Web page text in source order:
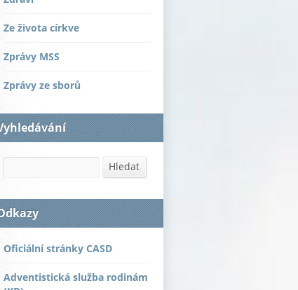
Ze života církve
Zprávy MSS
Zprávy ze sborů
Hledat
Oficiální stránky CASD
Adventistická služba rodinám